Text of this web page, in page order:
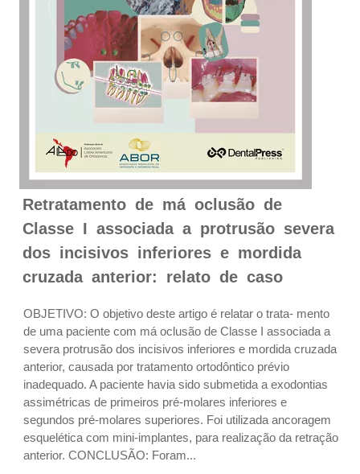
Retratamento de má oclusão de
Classe I associada a protrusão severa
dos incisivos inferiores e mordida
cruzada anterior: relato de caso
OBJETIVO: O objetivo deste artigo é relatar o trata- mento
de uma paciente com má oclusão de Classe I associada a
severa protrusão dos incisivos inferiores e mordida cruzada
anterior, causada por tratamento ortodôntico prévio
inadequado. A paciente havia sido submetida a exodontias
assimétricas de primeiros pré-molares inferiores e
segundos pré-molares superiores. Foi utilizada ancoragem
esquelética com mini-implantes, para realização da retração
anterior. CONCLUSÃO: Foram...